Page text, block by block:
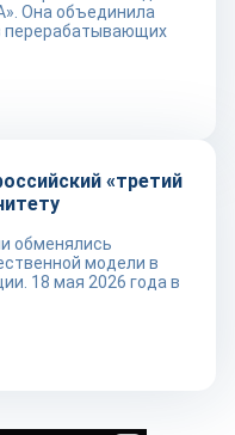
Она объединила
перерабатывающих
«третий
обменялись
модели в
18 мая 2026 года в